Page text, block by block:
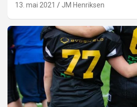
13. mai 2021 JM Henriksen